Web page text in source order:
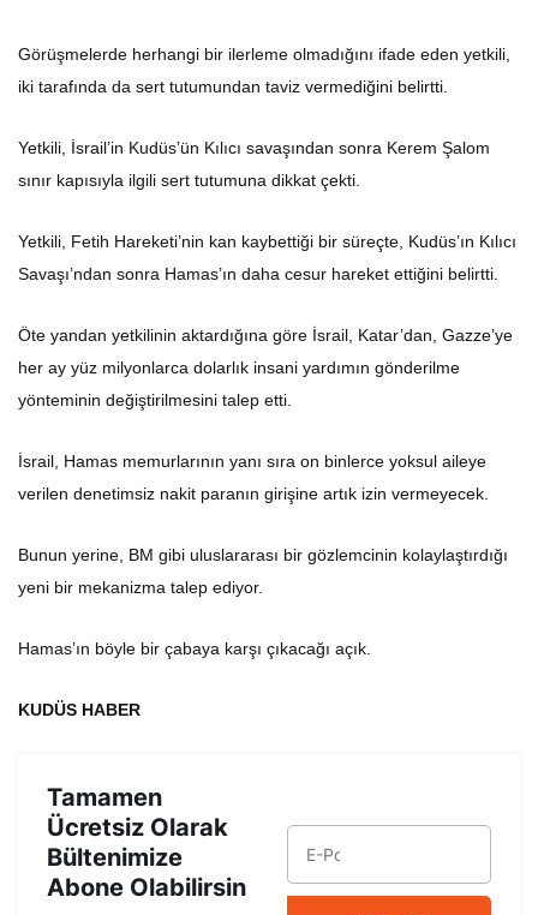
Görüşmelerde herhangi bir ilerleme olmadığını ifade eden yetkili,
iki tarafında da sert tutumundan taviz vermediğini belirtti.
Yetkili, İsrail’in Kudüs’ün Kılıcı savaşından sonra Kerem Şalom
sınır kapısıyla ilgili sert tutumuna dikkat çekti.
Yetkili, Fetih Hareketi’nin kan kaybettiği bir süreçte, Kudüs’ın Kılıcı
Savaşı’ndan sonra Hamas’ın daha cesur hareket ettiğini belirtti.
Öte yandan yetkilinin aktardığına göre İsrail, Katar’dan, Gazze’ye
her ay yüz milyonlarca dolarlık insani yardımın gönderilme
yönteminin değiştirilmesini talep etti.
İsrail, Hamas memurlarının yanı sıra on binlerce yoksul aileye
verilen denetimsiz nakit paranın girişine artık izin vermeyecek.
Bunun yerine, BM gibi uluslararası bir gözlemcinin kolaylaştırdığı
yeni bir mekanizma talep ediyor.
Hamas’ın böyle bir çabaya karşı çıkacağı açık.
KUDÜS HABER
Tamamen
Ücretsiz Olarak
Bültenimize
Abone Olabilirsin